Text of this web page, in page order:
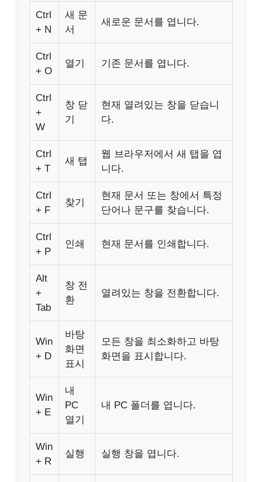
Ctrl
+ N
새 문
서
새로운 문서를 엽니다.
Ctrl
+ O
열기 기존 문서를 엽니다.
Ctrl
+
W
창 닫
기
현재 열려있는 창을 닫습니
다.
Ctrl
+ T
새 탭
웹 브라우저에서 새 탭을 엽
니다.
Ctrl
+ F
찾기
현재 문서 또는 창에서 특정
단어나 문구를 찾습니다.
Ctrl
+ P
인쇄 현재 문서를 인쇄합니다.
Alt
+
Tab
창 전
환
열려있는 창을 전환합니다.
Win
+ D
바탕
화면
표시
모든 창을 최소화하고 바탕
화면을 표시합니다.
Win
+ E
내
PC
열기
내 PC 폴더를 엽니다.
Win
+ R
실행 실행 창을 엽니다.